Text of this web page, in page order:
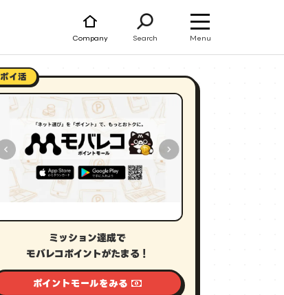
Company Search Menu
ポイ活
ミッション達成で
モバレコポイントがたまる！
ポイントモールをみる